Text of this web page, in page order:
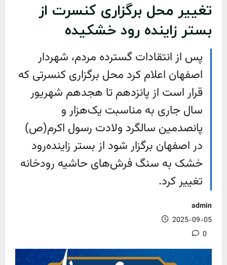
تغییر محل برگزاری کنسرت از
بستر زاینده رود خشکیده
پس از انتقادات گسترده مردم، شهردار
اصفهان اعلام کرد محل برگزاری کنسرتی که
قرار است از پانزدهم تا هجدهم شهریور
سال جاری به مناسبت یک‌هزار و
پانصدمین سالگرد ولادت رسول اکرم(ص)
در اصفهان برگزار شود از بستر زاینده‌رود
خشک به سنگ فرش‌های حاشیه رودخانه
تغییر کرد.
admin
2025-09-05
0